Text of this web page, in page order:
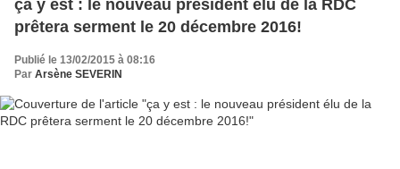
ça y est : le nouveau président élu de la RDC
prêtera serment le 20 décembre 2016!
Publié le 13/02/2015 à 08:16
Par Arsène SEVERIN